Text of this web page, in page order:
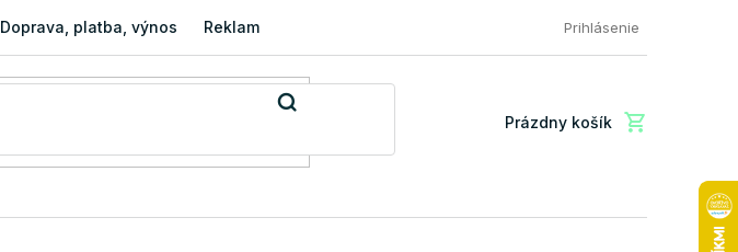
Doprava, platba, výnos Reklamácia a vrátenie tovaru FAQ: Najčastejšie otázky zákazníkov
Prihlásenie
Nákupný
Prázdny košík